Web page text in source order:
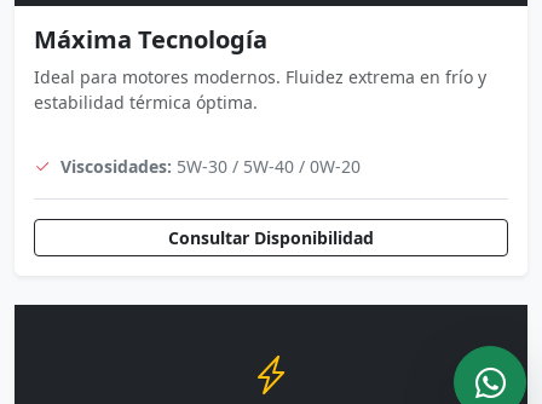
Máxima Tecnología
Ideal para motores modernos. Fluidez extrema en frío y
estabilidad térmica óptima.
Viscosidades: 5W-30 / 5W-40 / 0W-20
Consultar Disponibilidad